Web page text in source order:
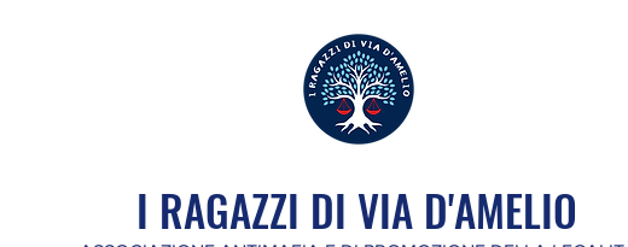
I RAGAZZI DI VIA D'AMELIO